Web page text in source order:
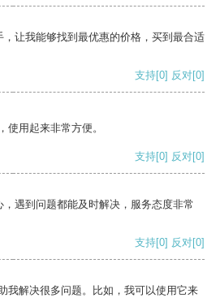
让我能够找到最优惠的价格，买到最合适
支持[0] 反对[0]
使用起来非常方便。
支持[0] 反对[0]
遇到问题都能及时解决，服务态度非常
支持[0] 反对[0]
我解决很多问题。比如，我可以使用它来